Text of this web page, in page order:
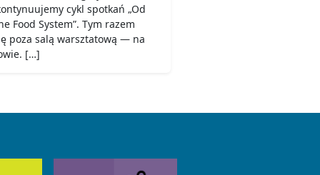
cykl spotkań „Od
Food System”. Tym razem
poza salą warsztatową — na
[…]